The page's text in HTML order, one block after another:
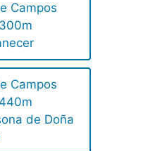
Campos
Campos
de Doña